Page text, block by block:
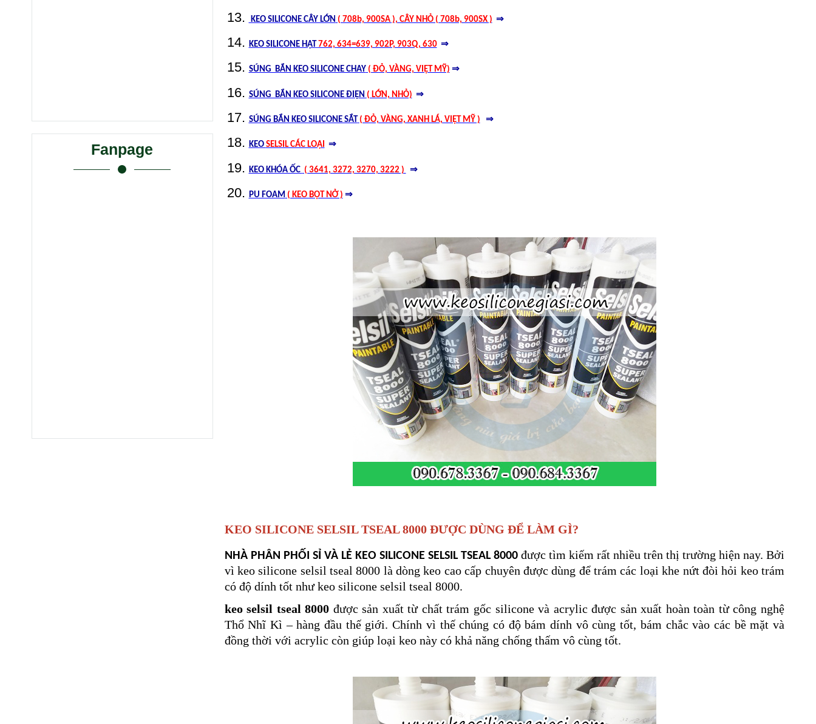
KEO SILICONE CÂY LỚN ( 708b, 900SA ), CÂY NHỎ ( 708b, 900SX ) ⇒
KEO SILICONE HẠT 762, 634=639, 902P, 903Q, 630 ⇒
SÚNG BẮN KEO SILICONE CHAY ( ĐỎ, VÀNG, VIỆT MỸ) ⇒
SÚNG BẮN KEO SILICONE ĐIỆN ( LỚN, NHỎ) ⇒
SÚNG BẮN KEO SILICONE SẮT ( ĐỎ, VÀNG, XANH LÁ, VIỆT MỸ ) ⇒
KEO SELSIL CÁC LOẠI ⇒
KEO KHÓA ỐC ( 3641, 3272, 3270, 3222 ) ⇒
PU FOAM ( KEO BỌT NỞ ) ⇒
KEO SILICONE SELSIL TSEAL 8000 ĐƯỢC DÙNG ĐỂ LÀM GÌ?
NHÀ PHÂN PHỐI SỈ VÀ LẺ KEO SILICONE SELSIL TSEAL 8000được tìm kiếm rất nhiều trên thị trường hiện nay. Bởi
vì keo silicone selsil tseal 8000 là dòng keo cao cấp chuyên được dùng để trám các loại khe nứt đòi hỏi keo trám
có độ dính tốt như keo silicone selsil tseal 8000.
keo selsil tseal 8000 được sản xuất từ chất trám gốc silicone và acrylic được sản xuất hoàn toàn từ công nghệ
Thổ Nhĩ Kì – hàng đầu thế giới. Chính vì thế chúng có độ bám dính vô cùng tốt, bám chắc vào các bề mặt và
đồng thời với acrylic còn giúp loại keo này có khả năng chống thấm vô cùng tốt.
Fanpage